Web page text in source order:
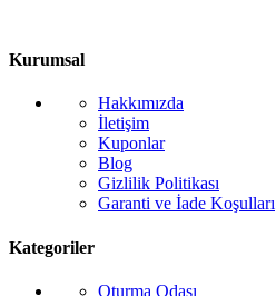
Kurumsal
Hakkımızda
İletişim
Kuponlar
Blog
Gizlilik Politikası
Garanti ve İade Koşulları
Kategoriler
Oturma Odası